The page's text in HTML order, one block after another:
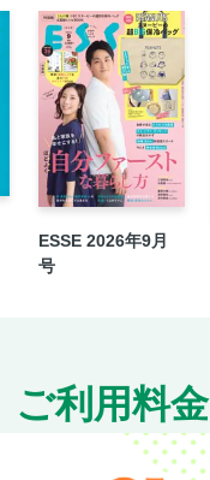
ESSE 2026年9月
号
ご利用料金